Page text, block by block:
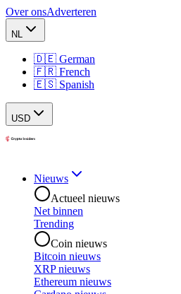
Over onsAdverteren
NL
🇩🇪 German
🇫🇷 French
🇪🇸 Spanish
USD
Nieuws
Actueel nieuws
Net binnen
Trending
Coin nieuws
Bitcoin nieuws
XRP nieuws
Ethereum nieuws